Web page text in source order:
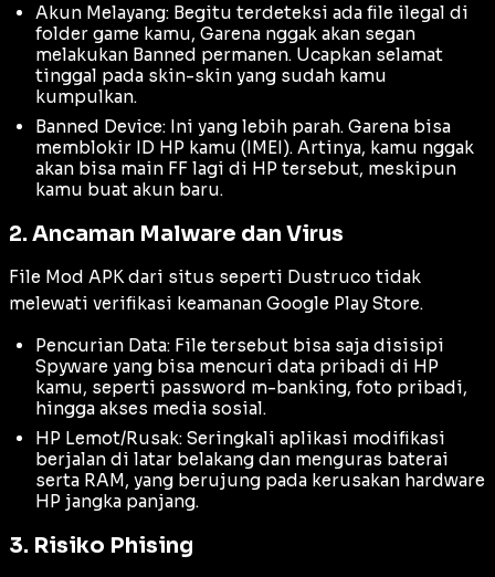
Akun Melayang: Begitu terdeteksi ada file ilegal di
folder game kamu, Garena nggak akan segan
melakukan Banned permanen. Ucapkan selamat
tinggal pada skin-skin yang sudah kamu
kumpulkan.
Banned Device: Ini yang lebih parah. Garena bisa
memblokir ID HP kamu (IMEI). Artinya, kamu nggak
akan bisa main FF lagi di HP tersebut, meskipun
kamu buat akun baru.
2. Ancaman Malware dan Virus
File Mod APK dari situs seperti Dustruco tidak
melewati verifikasi keamanan Google Play Store.
Pencurian Data: File tersebut bisa saja disisipi
Spyware yang bisa mencuri data pribadi di HP
kamu, seperti password m-banking, foto pribadi,
hingga akses media sosial.
HP Lemot/Rusak: Seringkali aplikasi modifikasi
berjalan di latar belakang dan menguras baterai
serta RAM, yang berujung pada kerusakan hardware
HP jangka panjang.
3. Risiko Phising